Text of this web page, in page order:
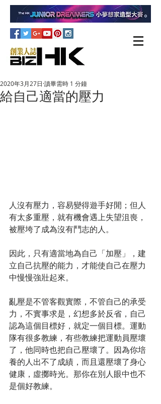
給自己適當的壓力
2020年3月27日 讀畢需時 1 分鐘
人沒有壓力，容易變得遊手好閒；但人
有太多重壓，就有機會遇上失望沮喪，
被壓垮了成為沒有鬥志的人。
因此，只有適當地為自己「加壓」，建
立自己抗壓的能力，才能使自己在壓力
中慢慢強壯起來。
亂壓是不管客觀實際，不管自己的承受
力，不實事求是，幻想多於反省，自己
認為這個目標好，就定一個目標。運動
隊有很多教練，有些教練把運動員壓壞
了，他同時也把自己壓壞了。因為你培
養的人出不了成績，而且還壓壞了身心
健康，虛擲時光。那你在別人眼中也不
是個好教練。